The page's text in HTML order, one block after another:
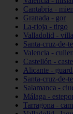
Cantabria -
Granada - gor
La-rioja - tirgo
Valladolid -
Santa-cruz-de-
Valencia -
Castellón -
Alicante -
Santa-cruz-de-
Salamanca -
Málaga -
Tarragona -